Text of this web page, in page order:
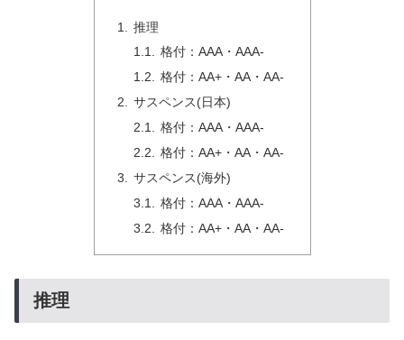
推理
格付：AAA・AAA-
格付：AA+・AA・AA-
サスペンス(日本)
格付：AAA・AAA-
格付：AA+・AA・AA-
サスペンス(海外)
格付：AAA・AAA-
格付：AA+・AA・AA-
推理